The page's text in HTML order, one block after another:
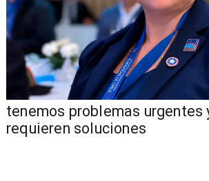
tenemos problemas urgentes
requieren soluciones